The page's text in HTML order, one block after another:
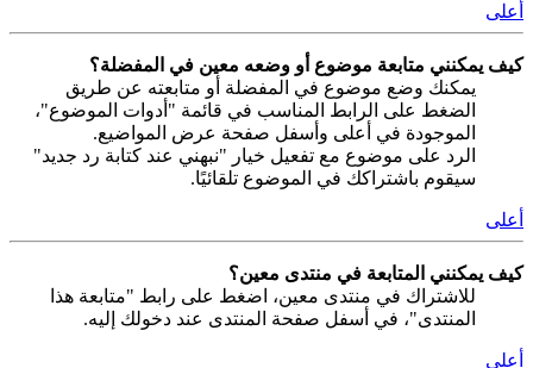
أعلى
كيف يمكنني متابعة موضوع أو وضعه معين في المفضلة؟
يمكنك وضع موضوع في المفضلة أو متابعته عن طريق
الضغط على الرابط المناسب في قائمة "أدوات الموضوع"،
الموجودة في أعلى وأسفل صفحة عرض المواضيع.
الرد على موضوع مع تفعيل خيار "نبهني عند كتابة رد جديد"
سيقوم باشتراكك في الموضوع تلقائيًا.
أعلى
كيف يمكنني المتابعة في منتدى معين؟
للاشتراك في منتدى معين، اضغط على رابط "متابعة هذا
المنتدى"، في أسفل صفحة المنتدى عند دخولك إليه.
أعلى